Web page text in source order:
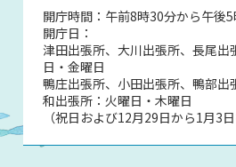
開庁時間：午前8時30分から午後
開庁日：
津田出張所、大川出張所、長尾出
日・金曜日
鴨庄出張所、小田出張所、鴨部出
和出張所：火曜日・木曜日
（祝日および12月29日から1月3日